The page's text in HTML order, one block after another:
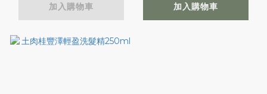
加入購物車 加入購物車